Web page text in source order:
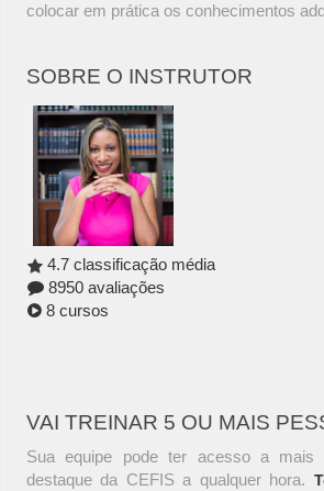
colocar em prática os conhecimentos
SOBRE O INSTRUTOR
4.7 classificação média
8950 avaliações
8 cursos
VAI TREINAR 5 OU MAIS
Sua equipe pode ter acesso a
destaque da CEFIS a qualquer hora.